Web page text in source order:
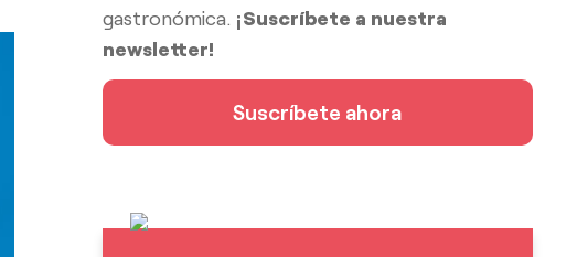
gastronómica. ¡Suscríbete a nuestra
newsletter!
Suscríbete ahora